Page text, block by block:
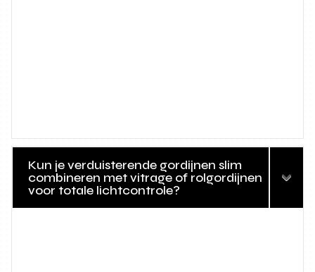
Kun je verduisterende gordijnen slim
combineren met vitrage of rolgordijnen
voor totale lichtcontrole?